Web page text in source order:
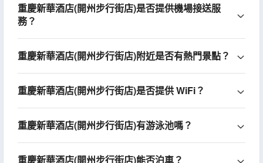
重慶新華酒店(開州步行街店)是否提供機場接送服
務？
重慶新華酒店(開州步行街店)附近是否有熱門景點？
重慶新華酒店(開州步行街店)是否提供 WiFi？
重慶新華酒店(開州步行街店)有游泳池嗎？
重慶新華酒店(開州步行街店)能否泊車？